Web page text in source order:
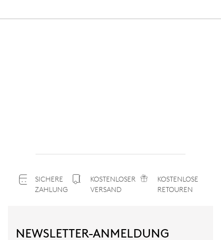
SICHERE
ZAHLUNG
KOSTENLOSER
VERSAND
KOSTENLOSE
RETOUREN
NEWSLETTER-ANMELDUNG